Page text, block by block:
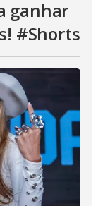
ganhar
#Shorts